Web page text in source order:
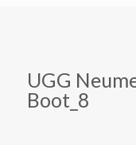
UGG
Boot_8